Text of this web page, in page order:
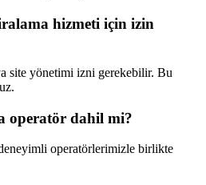
hizmeti için izin
site yönetimi izni gerekebilir. Bu
operatör dahil mi?
operatörlerimizle birlikte